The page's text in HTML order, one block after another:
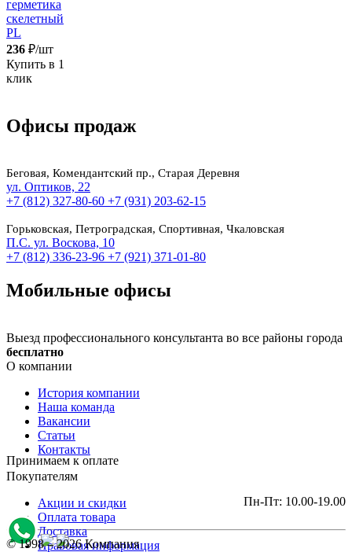
герметика
скелетный
PL
236 ₽/шт
Купить в 1
клик
Офисы продаж
Беговая, Комендантский пр., Старая Деревня
ул. Оптиков, 22
+7 (812) 327-80-60 +7 (931) 203-62-15
Горьковская, Петроградская, Спортивная, Чкаловская
П.С. ул. Воскова, 10
+7 (812) 336-23-96 +7 (921) 371-01-80
Мобильные офисы
Выезд профессионального консультанта во все районы города
бесплатно
О компании
История компании
Наша команда
Вакансии
Статьи
Контакты
Покупателям
Акции и скидки
Оплата товара
Доставка
Правовая информация
Принимаем к оплате
Пн-Пт: 10.00-19.00
© 1998 – 2026 Компания